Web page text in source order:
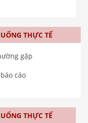
THỰC TẾ
gặp
cáo
THỰC TẾ